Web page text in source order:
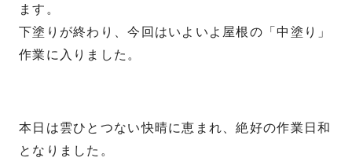
ます。
下塗りが終わり、今回はいよいよ屋根の「中塗り」
作業に入りました。
本日は雲ひとつない快晴に恵まれ、絶好の作業日和
となりました。